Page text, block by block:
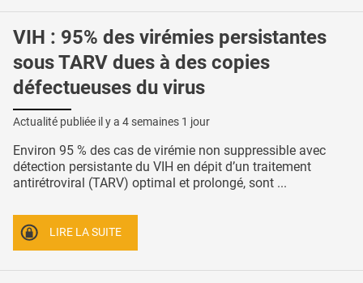
VIH : 95% des virémies persistantes
sous TARV dues à des copies
défectueuses du virus
Actualité publiée il y a 4 semaines 1 jour
Environ 95 % des cas de virémie non suppressible avec
détection persistante du VIH en dépit d’un traitement
antirétroviral (TARV) optimal et prolongé, sont ...
LIRE LA SUITE